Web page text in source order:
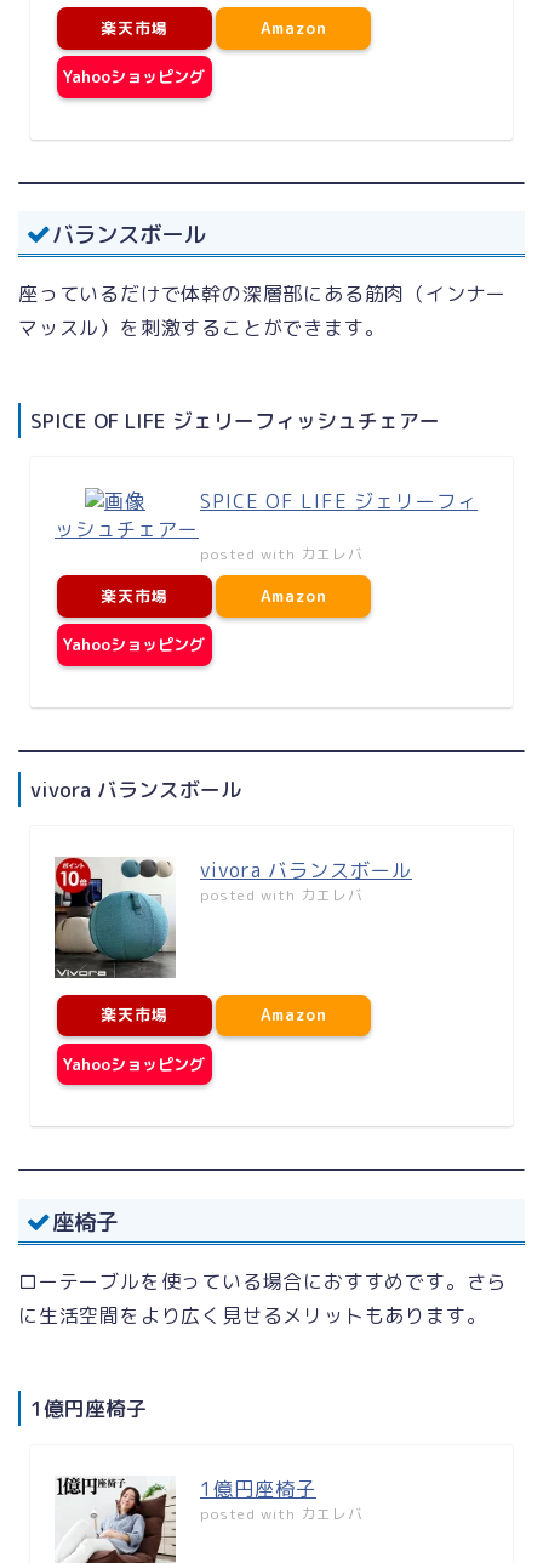
楽天市場 Amazon
Yahooショッピング
バランスボール
座っているだけで体幹の深層部にある筋肉（インナー
マッスル）を刺激することができます。
SPICE OF LIFE ジェリーフィッシュチェアー
SPICE OF LIFE ジェリーフィ
ッシュチェアー
posted with カエレバ
楽天市場 Amazon
Yahooショッピング
vivora バランスボール
vivora バランスボール
posted with カエレバ
楽天市場 Amazon
Yahooショッピング
座椅子
ローテーブルを使っている場合におすすめです。さら
に生活空間をより広く見せるメリットもあります。
1億円座椅子
1億円座椅子
posted with カエレバ